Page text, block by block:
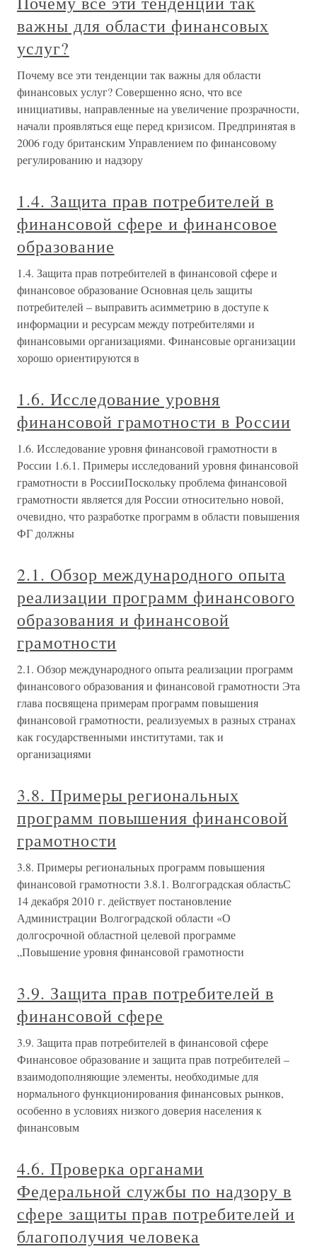
важны для области финансовых
услуг?
Почему все эти тенденции так важны для области
финансовых услуг? Совершенно ясно, что все
инициативы, направленные на увеличение прозрачности,
начали проявляться еще перед кризисом. Предпринятая в
2006 году британским Управлением по финансовому
регулированию и надзору
1.4. Защита прав потребителей в
финансовой сфере и финансовое
образование
1.4. Защита прав потребителей в финансовой сфере и
финансовое образование Основная цель защиты
потребителей – выправить асимметрию в доступе к
информации и ресурсам между потребителями и
финансовыми организациями. Финансовые организации
хорошо ориентируются в
1.6. Исследование уровня
финансовой грамотности в России
1.6. Исследование уровня финансовой грамотности в
России 1.6.1. Примеры исследований уровня финансовой
грамотности в РоссииПоскольку проблема финансовой
грамотности является для России относительно новой,
очевидно, что разработке программ в области повышения
ФГ должны
2.1. Обзор международного опыта
реализации программ финансового
образования и финансовой
грамотности
2.1. Обзор международного опыта реализации программ
финансового образования и финансовой грамотности Эта
глава посвящена примерам программ повышения
финансовой грамотности, реализуемых в разных странах
как государственными институтами, так и
организациями
3.8. Примеры региональных
программ повышения финансовой
грамотности
3.8. Примеры региональных программ повышения
финансовой грамотности 3.8.1. Волгоградская областьС
14 декабря 2010 г. действует постановление
Администрации Волгоградской области «О
долгосрочной областной целевой программе
„Повышение уровня финансовой грамотности
3.9. Защита прав потребителей в
финансовой сфере
3.9. Защита прав потребителей в финансовой сфере
Финансовое образование и защита прав потребителей –
взаимодополняющие элементы, необходимые для
нормального функционирования финансовых рынков,
особенно в условиях низкого доверия населения к
финансовым
4.6. Проверка органами
Федеральной службы по надзору в
сфере защиты прав потребителей и
благополучия человека